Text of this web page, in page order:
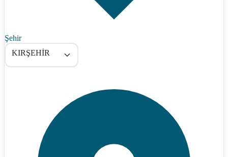
Şehir
KIRŞEHİR